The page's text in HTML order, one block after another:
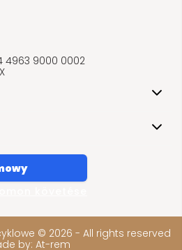
4963 9000 0002
© 2026 - All rights reserved
by: At-rem